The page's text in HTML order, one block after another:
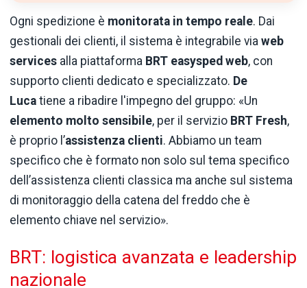
Ogni spedizione è monitorata in tempo reale. Dai
gestionali dei clienti, il sistema è integrabile via web
services alla piattaforma BRT easysped web, con
supporto clienti dedicato e specializzato. De
Luca tiene a ribadire l'impegno del gruppo: «Un
elemento molto sensibile, per il servizio BRT Fresh,
è proprio l’assistenza clienti. Abbiamo un team
specifico che è formato non solo sul tema specifico
dell’assistenza clienti classica ma anche sul sistema
di monitoraggio della catena del freddo che è
elemento chiave nel servizio».
BRT: logistica avanzata e leadership
nazionale